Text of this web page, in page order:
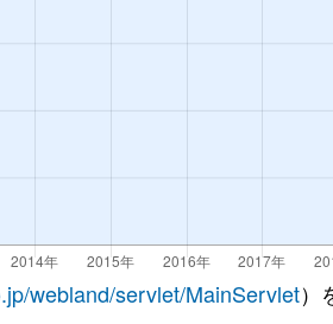
webland/servlet/MainServlet）